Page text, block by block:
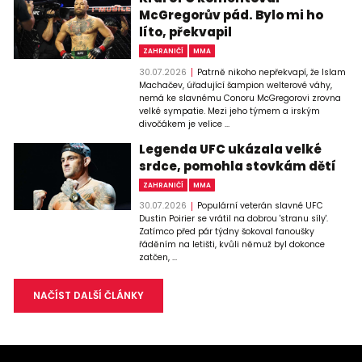
McGregorův pád. Bylo mi ho
líto, překvapil
ZAHRANIČÍ MMA
30.07.2026
Patrně nikoho nepřekvapí, že Islam
Machačev, úřadující šampion welterové váhy,
nemá ke slavnému Conoru McGregorovi zrovna
velké sympatie. Mezi jeho týmem a irským
divočákem je velice ...
Legenda UFC ukázala velké
srdce, pomohla stovkám dětí
ZAHRANIČÍ MMA
30.07.2026
Populární veterán slavné UFC
Dustin Poirier se vrátil na dobrou 'stranu síly'.
Zatímco před pár týdny šokoval fanoušky
řáděním na letišti, kvůli němuž byl dokonce
zatčen, ...
NAČÍST DALŠÍ ČLÁNKY